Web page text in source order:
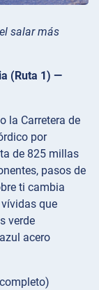
salar más
(Ruta 1) —
la Carretera de
por
de 825 millas
pasos de
ti cambia
que
verde
acero